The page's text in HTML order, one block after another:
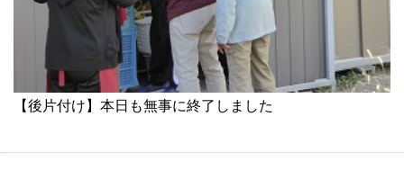
【後片付け】本日も無事に終了しました